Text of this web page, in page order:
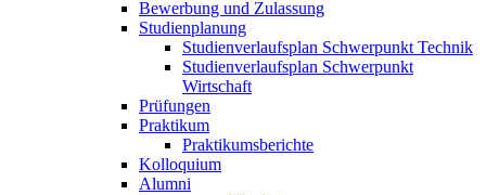
Bewerbung und Zulassung
Studienplanung
Studienverlaufsplan Schwerpunkt Technik
Studienverlaufsplan Schwerpunkt
Wirtschaft
Prüfungen
Praktikum
Praktikumsberichte
Kolloquium
Alumni